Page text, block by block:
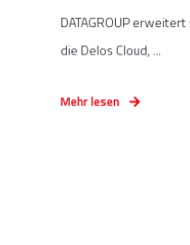
DATAGROUP
die Delos Cloud, ...
Mehr lesen